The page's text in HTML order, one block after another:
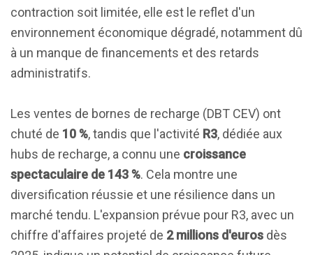
contraction soit limitée, elle est le reflet d'un
environnement économique dégradé, notamment dû
à un manque de financements et des retards
administratifs.
Les ventes de bornes de recharge (DBT CEV) ont
chuté de 10 %, tandis que l'activité R3, dédiée aux
hubs de recharge, a connu une croissance
spectaculaire de 143 %. Cela montre une
diversification réussie et une résilience dans un
marché tendu. L'expansion prévue pour R3, avec un
chiffre d'affaires projeté de 2 millions d'euros dès